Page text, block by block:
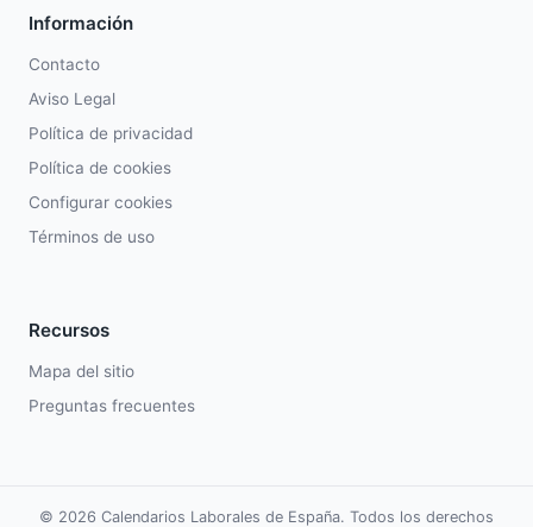
Información
Contacto
Aviso Legal
Política de privacidad
Política de cookies
Configurar cookies
Términos de uso
Recursos
Mapa del sitio
Preguntas frecuentes
© 2026 Calendarios Laborales de España. Todos los derechos